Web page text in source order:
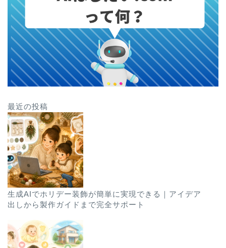
最近の投稿
生成AIでホリデー装飾が簡単に実現できる｜アイデア
出しから製作ガイドまで完全サポート